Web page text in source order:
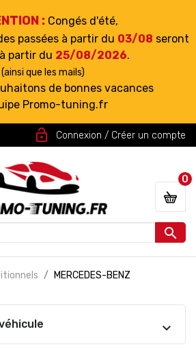
: Congés d'été,
passées à partir du 03/08 seront
partir du 25/08/2026.
(ainsi que les mails)
de bonnes vacances
Promo-tuning.fr
lock_open Connexion / Créer un compte

0
MERCEDES-BENZ